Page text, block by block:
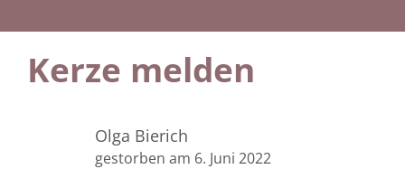
Kerze melden
Olga Bierich
gestorben am 6. Juni 2022